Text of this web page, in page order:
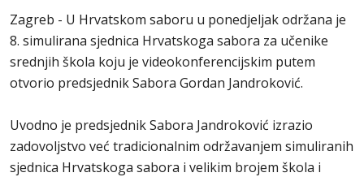
Zagreb - U Hrvatskom saboru u ponedjeljak održana je
8. simulirana sjednica Hrvatskoga sabora za učenike
srednjih škola koju je videokonferencijskim putem
otvorio predsjednik Sabora Gordan Jandroković.
Uvodno je predsjednik Sabora Jandroković izrazio
zadovoljstvo već tradicionalnim održavanjem simuliranih
sjednica Hrvatskoga sabora i velikim brojem škola i